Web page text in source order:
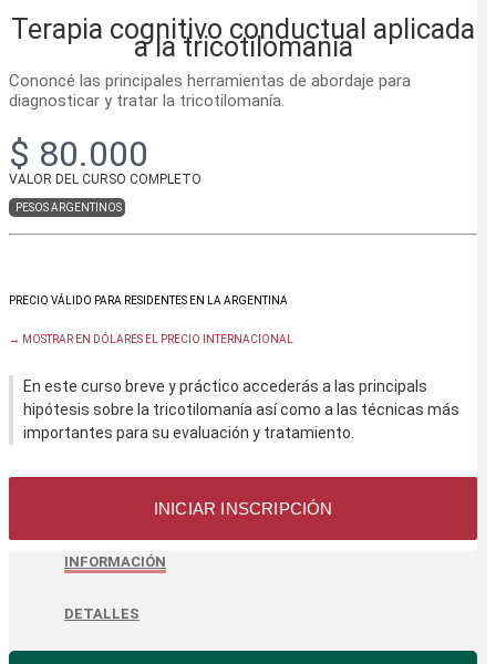
Terapia cognitivo conductual aplicada
a la tricotilomanía
Cononcé las principales herramientas de abordaje para
diagnosticar y tratar la tricotilomanía.
$ 80.000
VALOR DEL CURSO COMPLETO
PESOS ARGENTINOS
→ MOSTRAR EN DÓLARES EL PRECIO INTERNACIONAL
En este curso breve y práctico accederás a las principals
hipótesis sobre la tricotilomanía así como a las técnicas más
importantes para su evaluación y tratamiento.
INICIAR INSCRIPCIÓN
INFORMACIÓN
DETALLES